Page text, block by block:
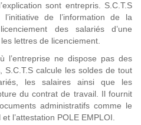
sont entrepris. S.C.T.S
de l’information de la
des salariés d’une
lettres de licenciement.
l’entreprise ne dispose pas des
S.C.T.S calcule les soldes de tout
les salaires ainsi que les
du contrat de travail. Il fournit
administratifs comme le
l’attestation POLE EMPLOI.